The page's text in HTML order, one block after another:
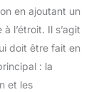
en ajoutant un
l’étroit. Il s’agit
doit être fait en
: la
et les